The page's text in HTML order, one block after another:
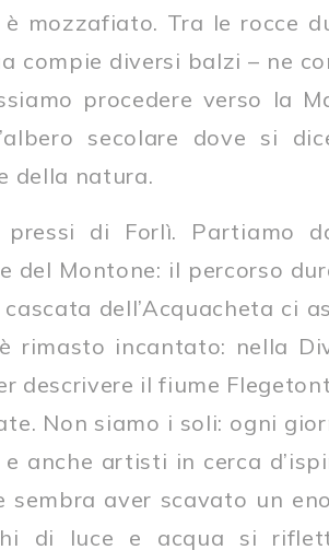
mozzafiato. Tra le rocce
compie diversi balzi – ne
procedere verso la
secolare dove si
della natura.
di Forlì. Partiamo
del Montone: il percorso
dell’Acquacheta ci
rimasto incantato: nella
descrivere il fiume
Non siamo i soli: ogni
anche artisti in cerca
aver scavato un
di luce e acqua si